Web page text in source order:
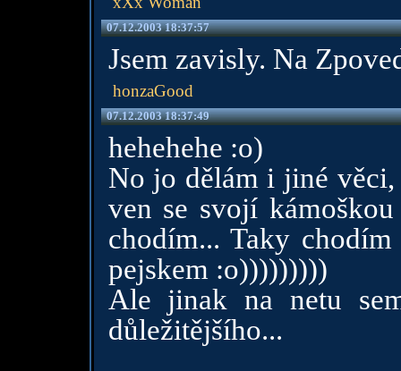
07.12.2003 18:37:57
Jsem zavisly. Na
honzaGood
07.12.2003 18:37:49
hehehehe :o)
No jo dělám i jiné
ven se svojí
chodím... Taky
pejskem :o)))))))))
Ale jinak na netu
důležitějšího...